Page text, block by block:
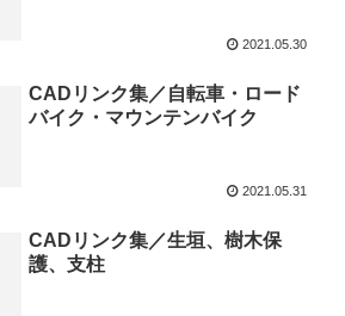
2021.05.30
CADリンク集／自転車・ロード
バイク・マウンテンバイク
2021.05.31
CADリンク集／生垣、樹木保
護、支柱